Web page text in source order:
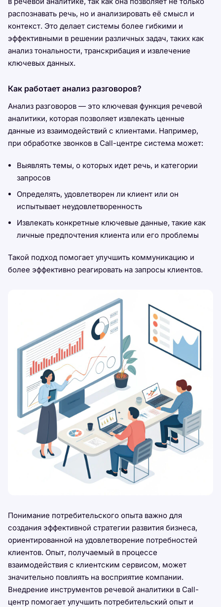
распознавать речь, но и анализировать её смысл и
контекст. Это делает системы более гибкими и
эффективными в решении различных задач, таких как
анализ тональности, транскрибация и извлечение
ключевых данных.
Как работает анализ разговоров?
Анализ разговоров — это ключевая функция речевой
аналитики, которая позволяет извлекать ценные
данные из взаимодействий с клиентами. Например,
при обработке звонков в Call-центре система может:
Выявлять темы, о которых идет речь, и категории
запросов
Определять, удовлетворен ли клиент или он
испытывает неудовлетворенность
Извлекать конкретные ключевые данные, такие как
личные предпочтения клиента или его проблемы
Такой подход помогает улучшить коммуникацию и
более эффективно реагировать на запросы клиентов.
Понимание потребительского опыта важно для
создания эффективной стратегии развития бизнеса,
ориентированной на удовлетворение потребностей
клиентов. Опыт, получаемый в процессе
взаимодействия с клиентским сервисом, может
значительно повлиять на восприятие компании.
Внедрение инструментов речевой аналитики в Call-
центр помогает улучшить потребительский опыт и